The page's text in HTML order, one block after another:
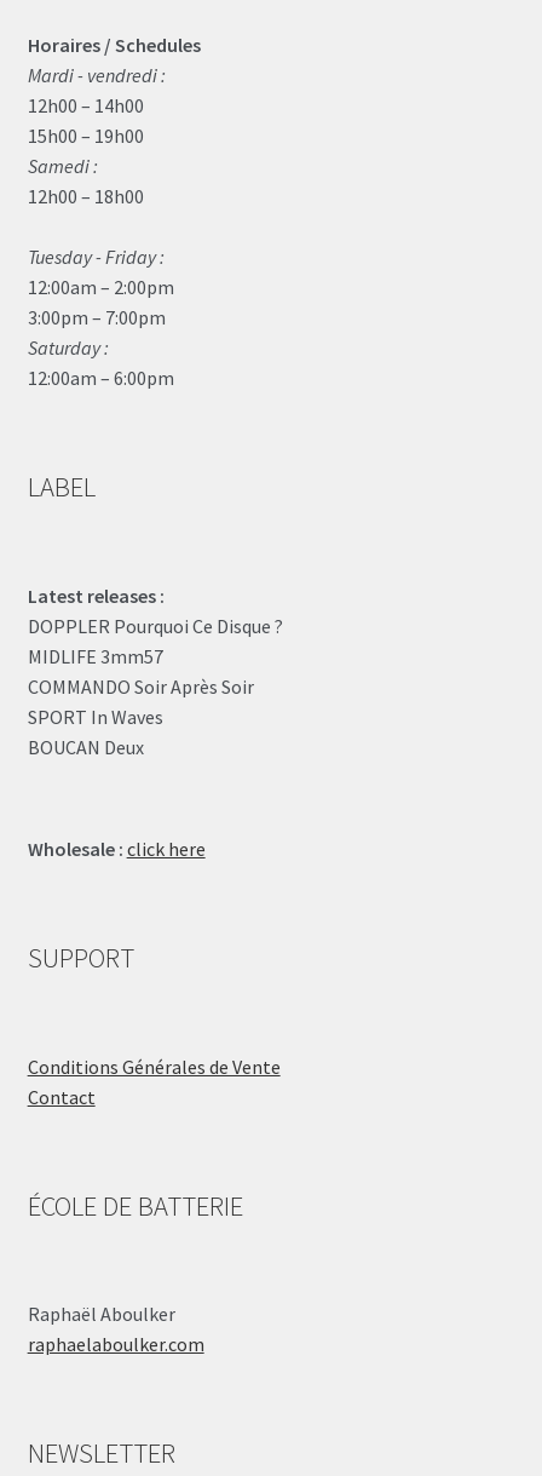
Horaires / Schedules
Mardi - vendredi :
12h00 – 14h00
15h00 – 19h00
Samedi :
12h00 – 18h00
Tuesday - Friday :
12:00am – 2:00pm
3:00pm – 7:00pm
Saturday :
12:00am – 6:00pm
LABEL
Latest releases :
DOPPLER Pourquoi Ce Disque ?
MIDLIFE 3mm57
COMMANDO Soir Après Soir
SPORT In Waves
BOUCAN Deux
Wholesale : click here
SUPPORT
Conditions Générales de Vente
Contact
ÉCOLE DE BATTERIE
Raphaël Aboulker
raphaelaboulker.com
NEWSLETTER